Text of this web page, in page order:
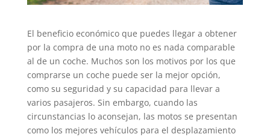
El beneficio económico que puedes llegar a obtener
por la compra de una moto no es nada comparable
al de un coche. Muchos son los motivos por los que
comprarse un coche puede ser la mejor opción,
como su seguridad y su capacidad para llevar a
varios pasajeros. Sin embargo, cuando las
circunstancias lo aconsejan, las motos se presentan
como los mejores vehículos para el desplazamiento